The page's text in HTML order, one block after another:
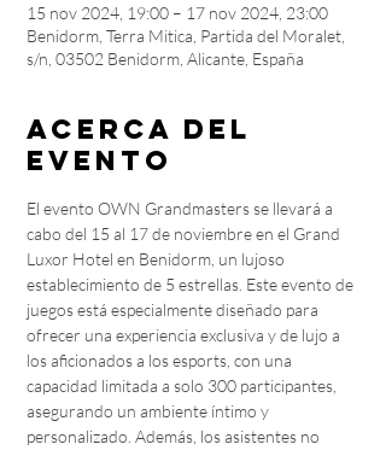
15 nov 2024, 19:00 – 17 nov 2024, 23:00
Benidorm, Terra Mitica, Partida del Moralet,
s/n, 03502 Benidorm, Alicante, España
Acerca del
evento
El evento OWN Grandmasters se llevará a
cabo del 15 al 17 de noviembre en el Grand
Luxor Hotel en Benidorm, un lujoso
establecimiento de 5 estrellas. Este evento de
juegos está especialmente diseñado para
ofrecer una experiencia exclusiva y de lujo a
los aficionados a los esports, con una
capacidad limitada a solo 300 participantes,
asegurando un ambiente íntimo y
personalizado. Además, los asistentes no